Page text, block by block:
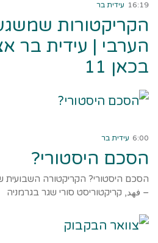
16:19 עידית בר
הקריקטורות
הערבי | עידית בר
בכאן 11
6:00 עידית בר
הסכם היסטורי?
הסכם היסטורי? הקריקטורה השבועית
– فهد, קריקטוריסט סורי שגר